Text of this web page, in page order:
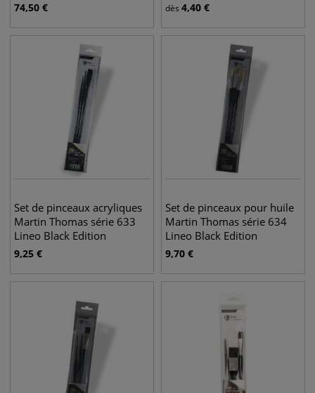
74,50 € dès 4,40 €
Set de pinceaux acryliques
Martin Thomas série 633
Lineo Black Edition
9,25 €
Set de pinceaux pour huile
Martin Thomas série 634
Lineo Black Edition
9,70 €